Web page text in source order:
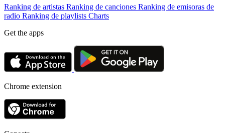
Ranking de artistas Ranking de canciones Ranking de emisoras de
radio Ranking de playlists Charts
Get the apps
Chrome extension